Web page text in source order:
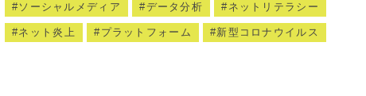
ソーシャルメディア データ分析 ネットリテラシー
ネット炎上 プラットフォーム 新型コロナウイルス